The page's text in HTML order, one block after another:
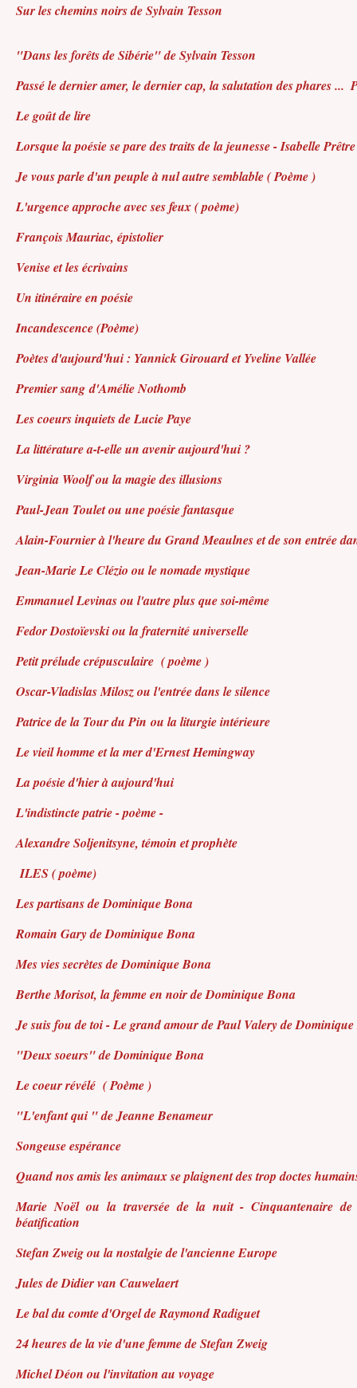
Sur les chemins noirs de Sylvain Tesson
"Dans les forêts de Sibérie" de Sylvain Tesson
Passé le dernier amer, le dernier cap, la salutation des phares ...
Le goût de lire
Lorsque la poésie se pare des traits de la jeunesse - Isabelle Prêtre
Je vous parle d'un peuple à nul autre semblable ( Poème )
L'urgence approche avec ses feux ( poème)
François Mauriac, épistolier
Venise et les écrivains
Un itinéraire en poésie
Incandescence(Poème)
Poètes d'aujourd'hui : Yannick Girouard et Yveline Vallée
Premier sang d'Amélie Nothomb
Les coeurs inquiets de Lucie Paye
La littérature a-t-elle un avenir aujourd'hui ?
Virginia Woolf ou la magie des illusions
Paul-Jean Toulet ou une poésie fantasque
Alain-Fournier à l'heure du Grand Meaulnes et de son entrée
Jean-Marie Le Clézio ou le nomade mystique
Emmanuel Levinas ou l'autre plus que soi-même
Fedor Dostoïevski ou la fraternité universelle
Petit prélude crépusculaire ( poème )
Oscar-Vladislas Milosz ou l'entrée dans le silence
Patrice de la Tour du Pin ou la liturgie intérieure
Le vieil homme et la mer d'Ernest Hemingway
La poésie d'hier à aujourd'hui
L'indistincte patrie - poème -
Alexandre Soljenitsyne, témoin et prophète
ILES ( poème)
Les partisans de Dominique Bona
Romain Gary de Dominique Bona
Mes vies secrètes de Dominique Bona
Berthe Morisot, la femme en noir de Dominique Bona
Je suis fou de toi - Le grand amour de Paul Valery de
"Deux soeurs" de Dominique Bona
Le coeur révélé ( Poème )
"L'enfant qui " de Jeanne Benameur
Songeuse espérance
Quand nos amis les animaux se plaignent des trop doctes
Marie Noël ou la traversée de la nuit - Cinquantenaire
béatification
Stefan Zweig ou la nostalgie de l'ancienne Europe
Jules de Didier van Cauwelaert
Le bal du comte d'Orgel de Raymond Radiguet
24 heures de la vie d'une femme de Stefan Zweig
Michel Déon ou l'invitation au voyage